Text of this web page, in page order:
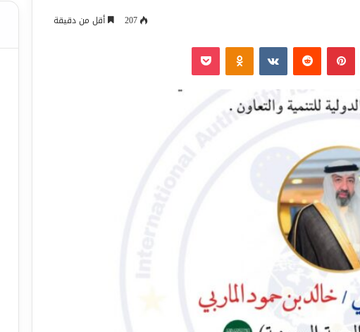
207 أقل من دقيقة
بينتيريست Odnoklassniki
‫Pocket